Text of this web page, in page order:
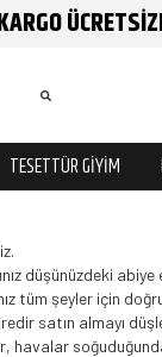
TESETTÜR GİYİM
düşünüzdeki
tüm şeyler için
satın almayı
havalar